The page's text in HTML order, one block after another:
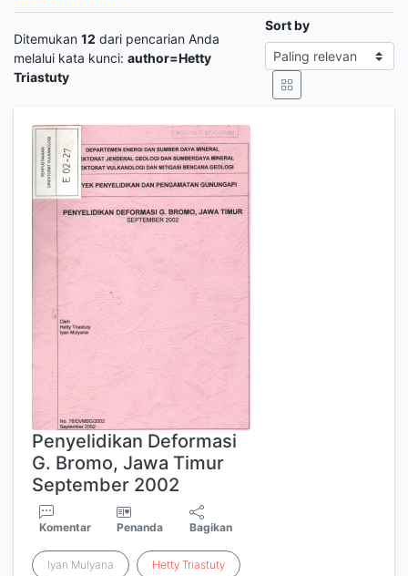
Ditemukan 12 dari pencarian Anda
melalui kata kunci: author=Hetty
Triastuty
Sort by
Penyelidikan Deformasi
G. Bromo, Jawa Timur
September 2002
Komentar Penanda Bagikan
Iyan Mulyana Hetty Triastuty